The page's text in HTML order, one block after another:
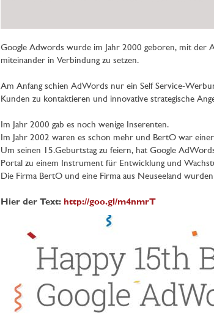
Google Adwords wurde im Jahr 2000 geboren, mit der
miteinander in Verbindung zu setzen.
Am Anfang schien AdWords nur ein Self Service-
Kunden zu kontaktieren und innovative strategische
Im Jahr 2000 gab es noch wenige Inserenten.
Im Jahr 2002 waren es schon mehr und BertO war
Um seinen 15.Geburtstag zu feiern, hat Google
Portal zu einem Instrument für Entwicklung und
Die Firma BertO und eine Firma aus Neuseeland
Hier der Text: http://goo.gl/m4nmrT